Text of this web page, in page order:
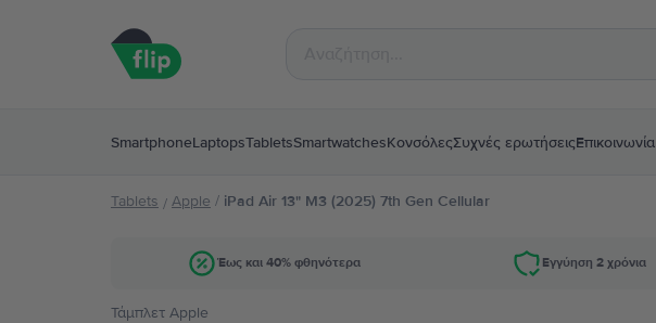
SmartphoneLaptopsTabletsSmartwatchesΚονσόλεςΣυχνές ερωτήσειςΕπικοινωνία
Tablets / Apple / iPad Air 13" M3 (2025) 7th Gen Cellular
Έως και 40% φθηνότερα Εγγύηση 2 χρόνια
Τάμπλετ Apple